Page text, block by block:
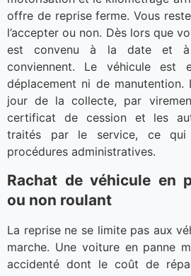
offre de reprise ferme. Vous
l’accepter ou non. Dès lors que
est convenu à la date et à
conviennent. Le véhicule est
déplacement ni de
jour de la collecte, par
certificat de cession et les
traités par le service, ce qui
procédures administratives.
Rachat de véhicule en
ou non roulant
La reprise ne se limite pas aux
marche. Une voiture en panne
accidenté dont le coût de